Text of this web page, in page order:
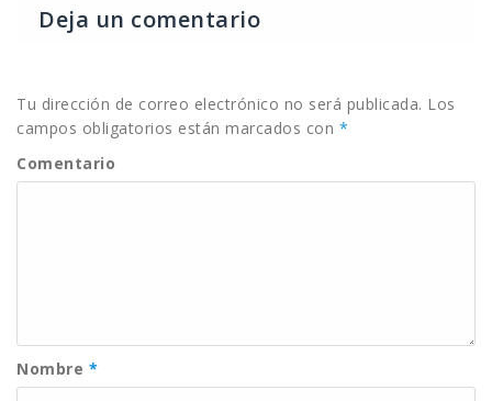
Deja un comentario
Tu dirección de correo electrónico no será publicada. Los
campos obligatorios están marcados con *
Comentario
Nombre *